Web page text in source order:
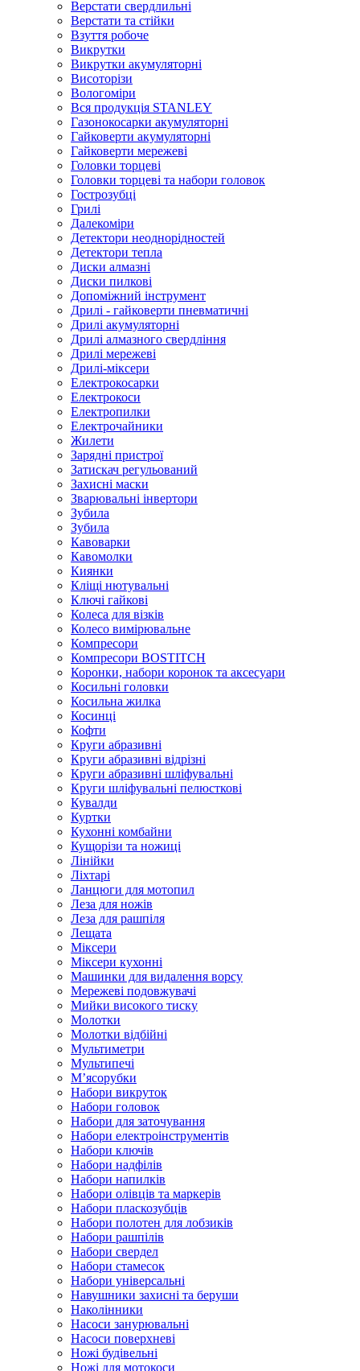
Верстати свердлильні
Верстати та стійки
Взуття робоче
Викрутки
Викрутки акумуляторні
Висоторізи
Вологоміри
Вся продукція STANLEY
Газонокосарки акумуляторні
Гайковерти акумуляторні
Гайковерти мережеві
Головки торцеві
Головки торцеві та набори головок
Гострозубці
Грилі
Далекоміри
Детектори неоднорідностей
Детектори тепла
Диски алмазні
Диски пилкові
Допоміжний інструмент
Дрилі - гайковерти пневматичні
Дрилі акумуляторні
Дрилі алмазного свердління
Дрилі мережеві
Дрилі-міксери
Електрокосарки
Електрокоси
Електропилки
Електрочайники
Жилети
Зарядні пристрої
Затискач регульований
Захисні маски
Зварювальні інвертори
Зубила
Зубила
Кавоварки
Кавомолки
Киянки
Кліщі нютувальні
Ключі гайкові
Колеса для візків
Колесо вимірювальне
Компресори
Компресори BOSTITCH
Коронки, набори коронок та аксесуари
Косильні головки
Косильна жилка
Косинці
Кофти
Круги абразивні
Круги абразивні відрізні
Круги абразивні шліфувальні
Круги шліфувальні пелюсткові
Кувалди
Куртки
Кухонні комбайни
Кущорізи та ножиці
Лінійки
Ліхтарі
Ланцюги для мотопил
Леза для ножів
Леза для рашпіля
Лещата
Міксери
Міксери кухонні
Машинки для видалення ворсу
Мережеві подовжувачі
Мийки високого тиску
Молотки
Молотки відбійні
Мультиметри
Мультипечі
М’ясорубки
Набори викруток
Набори головок
Набори для заточування
Набори електроінструментів
Набори ключів
Набори надфілів
Набори напилків
Набори олівців та маркерів
Набори пласкозубців
Набори полотен для лобзиків
Набори рашпілів
Набори свердел
Набори стамесок
Набори універсальні
Навушники захисні та беруши
Наколінники
Насоси занурювальні
Насоси поверхневі
Ножі будівельні
Ножі для мотокоси